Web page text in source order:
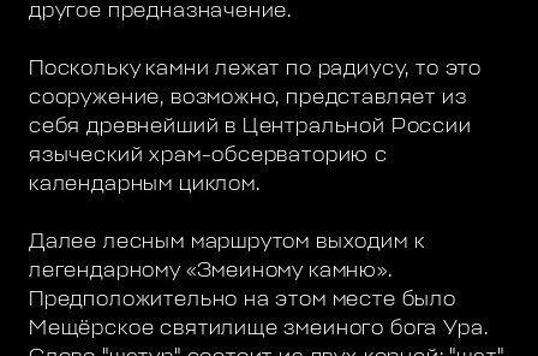
другое предназначение.
Поскольку камни лежат по радиусу, то это
сооружение, возможно, представляет из
себя древнейший в Центральной России
языческий храм-обсерваторию с
календарным циклом.
Далее лесным маршрутом выходим к
легендарному «Змеиному камню».
Предположительно на этом месте было
Мещёрское святилище змеиного бога Ура.